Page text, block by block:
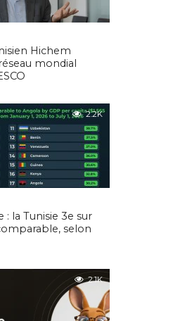
Hichem
mondial
2.2K
la Tunisie 3e sur
selon
2.1K